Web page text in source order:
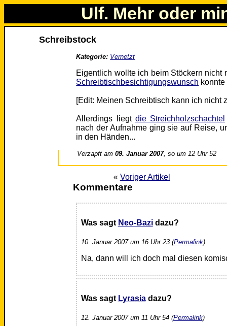
Ulf. Mehr oder
Schreibstock
Kategorie: Vernetzt
Eigentlich wollte ich beim Stöckern nicht
Schreibtischbesichtigungswunsch
[Edit: Meinen Schreibtisch kann ich nicht
Allerdings liegt die Streichholzschachtel
nach der Aufnahme ging sie auf Reise,
in den Händen...
Verzapft am09. Januar 2007, so um 12 Uhr 52
« Voriger Artikel
Kommentare
Was sagt Neo-Bazidazu?
10. Januar 2007 um 16 Uhr 23 (Permalink)
Na, dann will ich doch mal diesen
Was sagt Lyrasiadazu?
12. Januar 2007 um 11 Uhr 54 (Permalink)